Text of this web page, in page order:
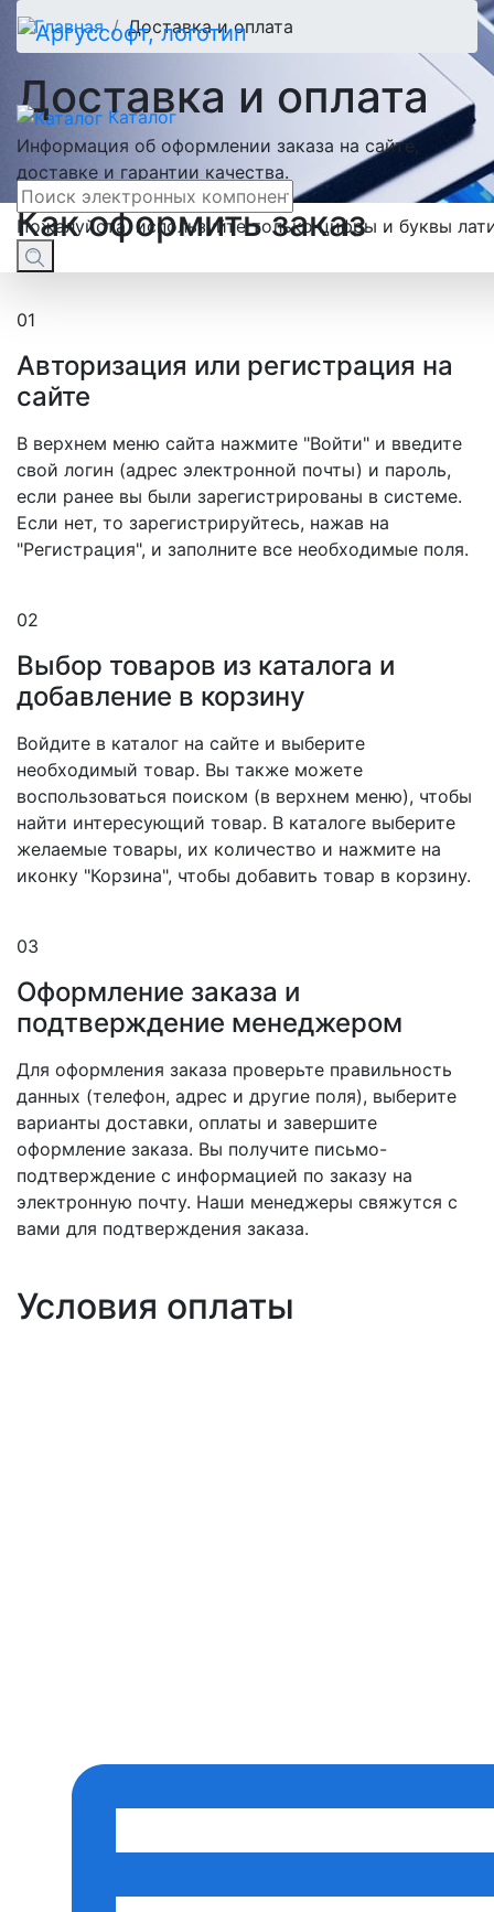
Каталог
Пожалуйста, используйте только цифры и буквы
Главная Доставка и оплата
Доставка и оплата
Информация об оформлении заказа на сайте,
доставке и гарантии качества.
Как оформить заказ
01
Авторизация или регистрация на
сайте
В верхнем меню сайта нажмите "Войти" и введите
свой логин (адрес электронной почты) и пароль,
если ранее вы были зарегистрированы в системе.
Если нет, то зарегистрируйтесь, нажав на
"Регистрация", и заполните все необходимые поля.
02
Выбор товаров из каталога и
добавление в корзину
Войдите в каталог на сайте и выберите
необходимый товар. Вы также можете
воспользоваться поиском (в верхнем меню), чтобы
найти интересующий товар. В каталоге выберите
желаемые товары, их количество и нажмите на
иконку "Корзина", чтобы добавить товар в корзину.
03
Оформление заказа и
подтверждение менеджером
Для оформления заказа проверьте правильность
данных (телефон, адрес и другие поля), выберите
варианты доставки, оплаты и завершите
оформление заказа. Вы получите письмо-
подтверждение с информацией по заказу на
электронную почту. Наши менеджеры свяжутся с
вами для подтверждения заказа.
Условия оплаты